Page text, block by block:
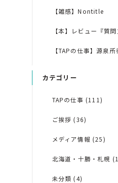
【雑感】Nontitle
【本】レビュー『質問
【TAPの仕事】源泉
カテゴリー
TAPの仕事 (111)
ご挨拶 (36)
メディア情報 (25)
北海道・十勝・札幌
未分類 (4)